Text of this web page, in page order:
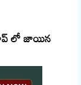
లో జాయిన